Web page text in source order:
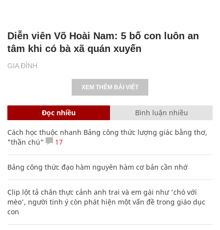
GIA ĐÌNH
Diễn viên Võ Hoài Nam: 5 bố con luôn an
tâm khi có bà xã quán xuyến
XEM THÊM BÀI VIẾT
Đọc nhiều Bình luận nhiều
Cách học thuộc nhanh Bảng công thức lượng giác bằng thơ,
"thần chú"
17
Bảng công thức đạo hàm nguyên hàm cơ bản cần nhớ
Clip lột tả chân thực cảnh anh trai và em gái như 'chó với
mèo', người tinh ý còn phát hiện một vấn đề trong giáo dục
con